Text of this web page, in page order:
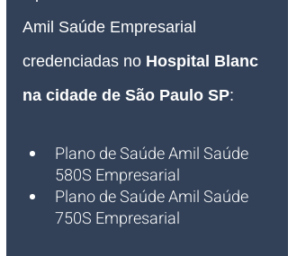
Amil Saúde Empresarial
credenciadas no Hospital Blanc
na cidade de São Paulo SP:
Plano de Saúde Amil Saúde
580S Empresarial
Plano de Saúde Amil Saúde
750S Empresarial